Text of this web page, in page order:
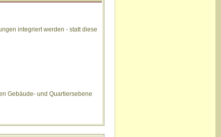
integriert werden - statt diese
Gebäude- und Quartiersebene